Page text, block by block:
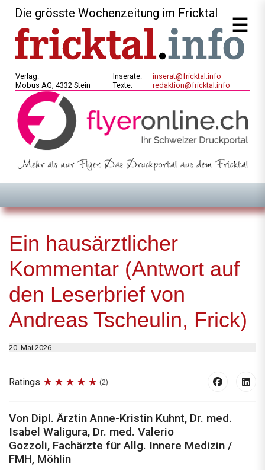
Die grösste Wochenzeitung im Fricktal
Verlag:
Mobus AG, 4332 Stein
Inserate:
Texte:
inserat@fricktal.info
redaktion@fricktal.info
Ein hausärztlicher
Kommentar (Antwort auf
den Leserbrief von
Andreas Tscheulin, Frick)
20. Mai 2026
Ratings (2)
Von Dipl. Ärztin Anne-Kristin Kuhnt, Dr. med.
Isabel Waligura, Dr. med. Valerio
Gozzoli, Fachärzte für Allg. Innere Medizin /
FMH, Möhlin